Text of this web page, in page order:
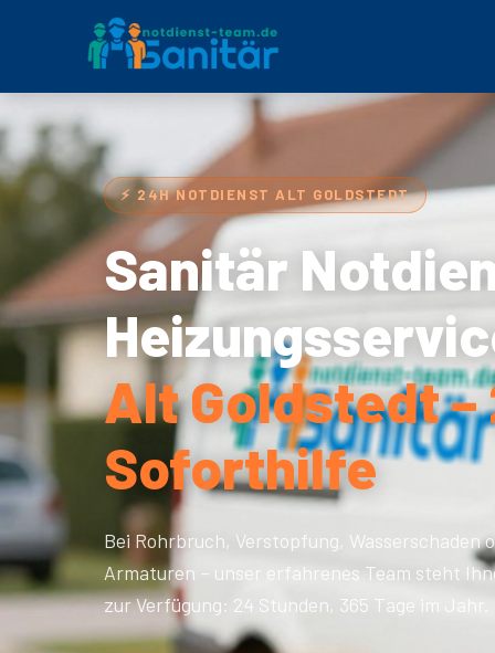
⚡ 24H NOTDIENST ALT GOLDSTEDT
Sanitär
Alt Goldstedt –
Soforthilfe
Bei Rohrbruch, Verstopfung, Wasserschaden
Armaturen – unser erfahrenes Team steht
zur Verfügung: 24 Stunden, 365 Tage im Jahr.